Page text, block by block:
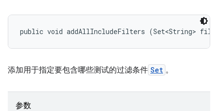
public void addAllIncludeFilters (Set<String>
添加用于指定要包含哪些测试的过滤条件 Set 。
参数